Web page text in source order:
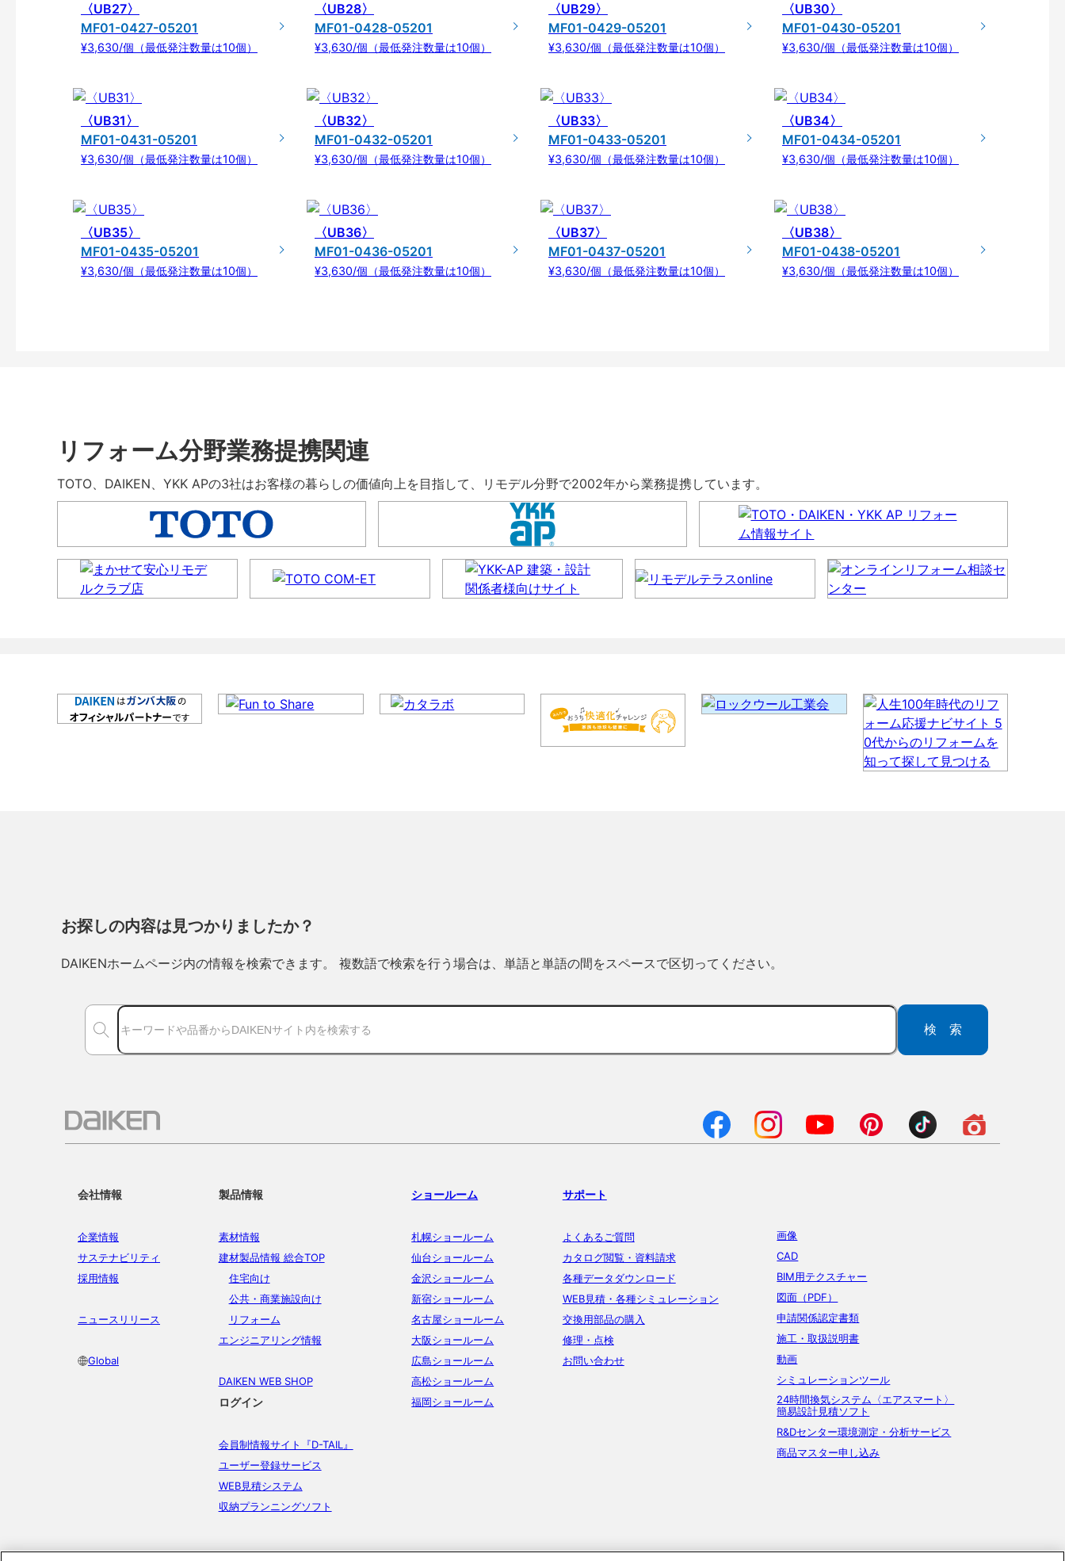
〈UB27〉
MF01-0427-05201
¥3,630/個（最低発注数量は10個）
〈UB28〉
MF01-0428-05201
¥3,630/個（最低発注数量は10個）
〈UB29〉
MF01-0429-05201
¥3,630/個（最低発注数量は10個）
〈UB30〉
MF01-0430-05201
¥3,630/個（最低発注数量は10個）
〈UB31〉
MF01-0431-05201
¥3,630/個（最低発注数量は10個）
〈UB32〉
MF01-0432-05201
¥3,630/個（最低発注数量は10個）
〈UB33〉
MF01-0433-05201
¥3,630/個（最低発注数量は10個）
〈UB34〉
MF01-0434-05201
¥3,630/個（最低発注数量は10個）
〈UB35〉
MF01-0435-05201
¥3,630/個（最低発注数量は10個）
〈UB36〉
MF01-0436-05201
¥3,630/個（最低発注数量は10個）
〈UB37〉
MF01-0437-05201
¥3,630/個（最低発注数量は10個）
〈UB38〉
MF01-0438-05201
¥3,630/個（最低発注数量は10個）
リフォーム分野業務提携関連
TOTO、DAIKEN、YKK APの3社はお客様の暮らしの価値向上を目指して、リモデル分野で2002年から業務提携しています。
お探しの内容は見つかりましたか？
DAIKENホームページ内の情報を検索できます。 複数語で検索を行う場合は、単語と単語の間をスペースで区切ってください。
検索
会社情報
企業情報
サステナビリティ
採用情報
ニュースリリース
Global
製品情報
素材情報
建材製品情報 総合TOP
住宅向け
公共・商業施設向け
リフォーム
エンジニアリング情報
DAIKEN WEB SHOP
ログイン
会員制情報サイト『D-TAIL』
ユーザー登録サービス
WEB見積システム
収納プランニングソフト
ショールーム
札幌ショールーム
仙台ショールーム
金沢ショールーム
新宿ショールーム
名古屋ショールーム
大阪ショールーム
広島ショールーム
高松ショールーム
福岡ショールーム
サポート
よくあるご質問
カタログ閲覧・資料請求
各種データダウンロード
WEB見積・各種シミュレーション
交換用部品の購入
修理・点検
お問い合わせ
画像
CAD
BIM用テクスチャー
図面（PDF）
申請関係認定書類
施工・取扱説明書
動画
シミュレーションツール
24時間換気システム〈エアスマート〉
簡易設計見積ソフト
R&Dセンター環境測定・分析サービス
商品マスター申し込み